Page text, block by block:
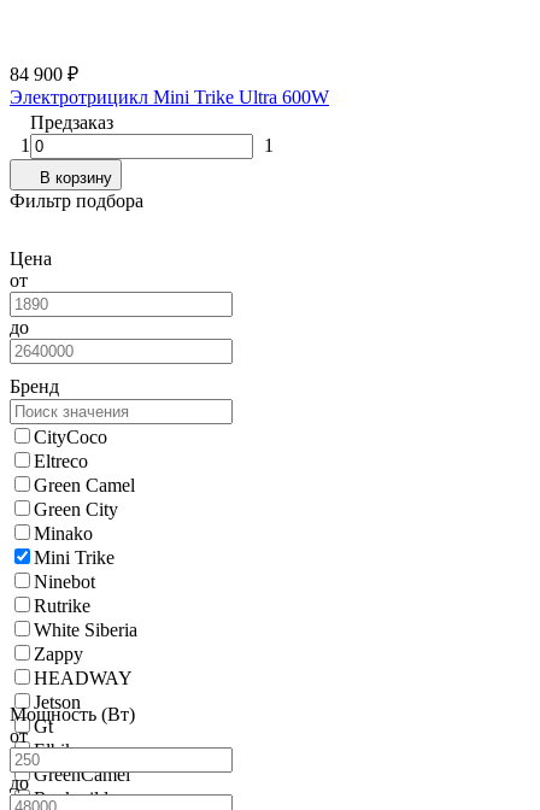
84 900 ₽
Электротрицикл Mini Trike Ultra 600W
Предзаказ
1
1
В корзину
Фильтр подбора
Цена
от
до
Бренд
CityCoco
Eltreco
Green Camel
Green City
Minako
Mini Trike
Ninebot
Rutrike
White Siberia
Zappy
HEADWAY
Jetson
Gt
Elbike
GreenCamel
Rockwild
Мощность (Вт)
от
до